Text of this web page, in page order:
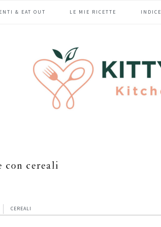
& EAT OUT LE MIE RICETTE INDICE
con cereali
CEREALI